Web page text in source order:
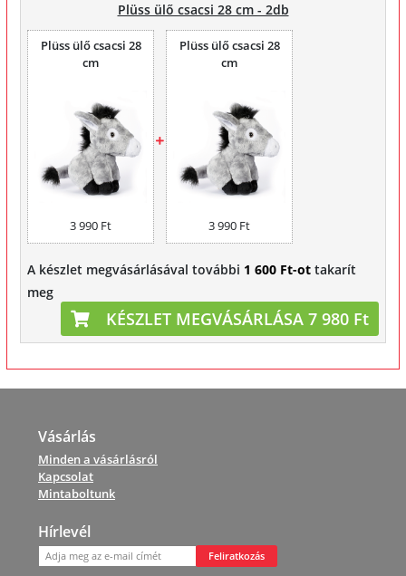
Plüss ülő csacsi 28 cm - 2db
Plüss ülő csacsi 28
cm
3 990 Ft
Plüss ülő csacsi 28
cm
3 990 Ft
A készlet megvásárlásával további 1 600 Ft-ot takarít
meg
KÉSZLET MEGVÁSÁRLÁSA 7 980 Ft
Vásárlás
Minden a vásárlásról
Kapcsolat
Mintaboltunk
Hírlevél
Feliratkozás